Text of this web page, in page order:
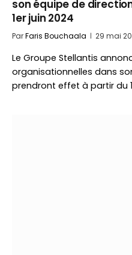
son équipe de
1er juin 2024
ParFaris Bouchaala 29 mai
Le Groupe Stellantis
organisationnelles dans
prendront effet à partir du